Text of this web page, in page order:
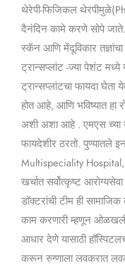
थेरेपी-फिजिकल
दैनंदिन कामे करणे सोपे
स्कॅन आणि मेंदूविकार
ट्रान्सप्लांट -ज्या पेशंट मध्ये
ट्रान्सप्लांटचा फायदा घेता
होत आहे, आणि भविष्यात
अशी अशा आहे . एमएस च्या
फायदेशीर ठरतो. पुण्यातले
Multispeciality
खर्चात सर्वोत्कृष्ट
डॉक्टरांची टीम ही
काम करणारी म्हणून
आधार देणे यासाठी
करून रुग्णाला लवकरात